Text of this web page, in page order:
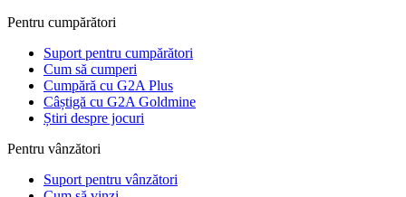
Pentru cumpărători
Suport pentru cumpărători
Cum să cumperi
Cumpără cu G2A Plus
Câștigă cu G2A Goldmine
Știri despre jocuri
Pentru vânzători
Suport pentru vânzători